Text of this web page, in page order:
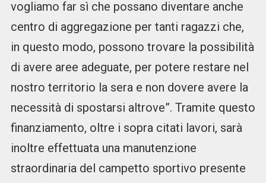
vogliamo far sì che possano diventare anche
centro di aggregazione per tanti ragazzi che,
in questo modo, possono trovare la possibilità
di avere aree adeguate, per potere restare nel
nostro territorio la sera e non dovere avere la
necessità di spostarsi altrove”. Tramite questo
finanziamento, oltre i sopra citati lavori, sarà
inoltre effettuata una manutenzione
straordinaria del campetto sportivo presente